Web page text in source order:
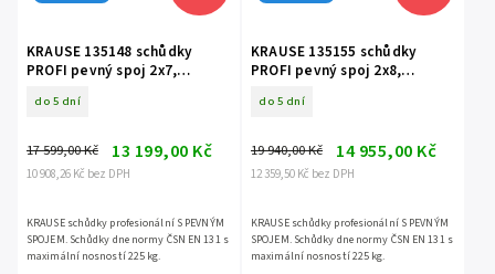
KRAUSE 135148 schůdky
PROFI pevný spoj 2x7,
do 5 dní
10 908,26 Kč bez DPH
17 599,00 Kč 13 199,00 Kč
KRAUSE schůdky profesionální S PEVNÝM
SPOJEM. Schůdky dne normy ČSN EN 131 s
maximální nosností 225 kg.
KRAUSE 135155 schůdky
PROFI pevný spoj 2x8,
do 5 dní
12 359,50 Kč bez DPH
19 940,00 Kč 14 955,00 Kč
KRAUSE schůdky profesionální S PEVNÝM
SPOJEM. Schůdky dne normy ČSN EN 131 s
maximální nosností 225 kg.